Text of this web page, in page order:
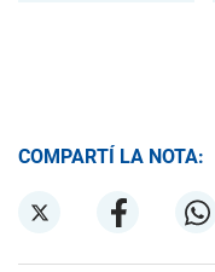
COMPARTÍ LA NOTA: